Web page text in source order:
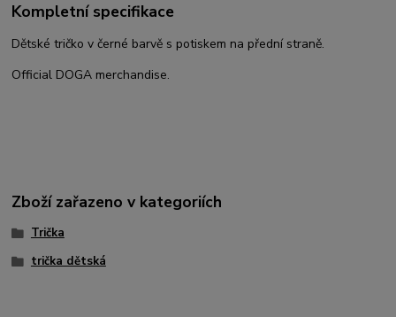
Kompletní specifikace
Dětské tričko v černé barvě s potiskem na přední straně.
Official DOGA merchandise.
Zboží zařazeno v kategoriích
Trička
trička dětská